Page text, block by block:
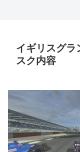
イギリスグラ
スク内容